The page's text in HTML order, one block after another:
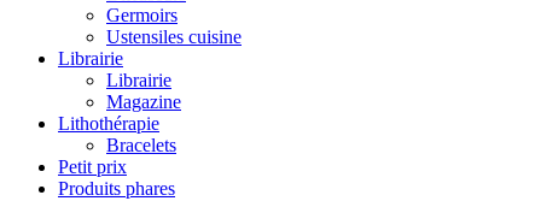
Germoirs
Ustensiles cuisine
Librairie
Librairie
Magazine
Lithothérapie
Bracelets
Petit prix
Produits phares